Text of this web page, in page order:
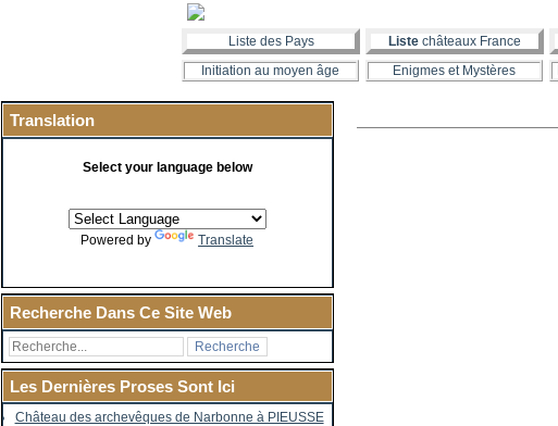
Liste des Pays Liste châteaux France
Initiation au moyen âge
Enigmes et Mystères
Translation
Select your language below
Powered by Translate
Recherche Dans Ce Site Web
Les Dernières Proses Sont Ici
Château des archevêques de Narbonne à PIEUSSE